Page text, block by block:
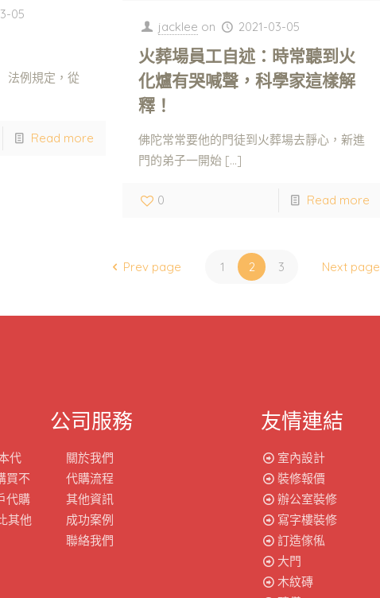
05
法例規定，從
Read more
jacklee on 2021-03-05
火葬場員工自述：時常聽到火
化爐有哭喊聲，科學家這樣解
釋！
佛陀常常要他的門徒到火葬場去靜心，新進
門的弟子一開始 […]
0 Read more
Prev page 1 2 3 Next page
代
買不
代購
其他
公司服務
關於我們
代購流程
其他資訊
成功案例
聯絡我們
友情連結
室內設計
裝修報價
辦公室裝修
寫字樓裝修
訂造傢俬
大門
木紋磚